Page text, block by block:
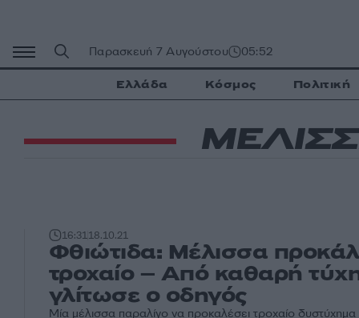
περιεχόμενο
Παρασκευή 7 Αυγούστου 05:52
Ελλάδα Κόσμος Πολιτική
16:3118.10.21
Φθιώτιδα: Μέλισσα
τροχαίο – Από καθαρή
γλίτωσε ο οδηγός
Μία μέλισσα παραλίγο να προκαλέσει τροχαίο